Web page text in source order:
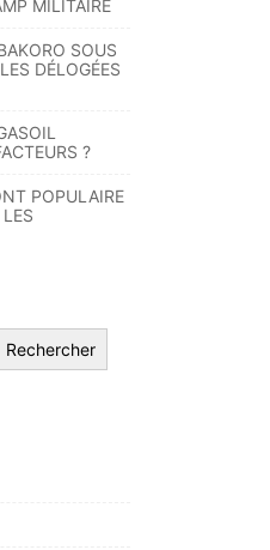
MILITAIRE
SOUS
DÉLOGÉES
?
POPULAIRE
Rechercher